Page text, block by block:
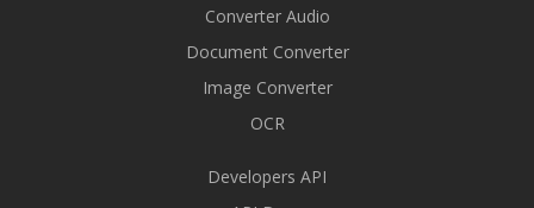
Converter Audio
Document Converter
Image Converter
OCR
Developers API